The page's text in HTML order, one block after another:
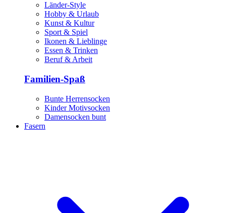
Länder-Style
Hobby & Urlaub
Kunst & Kultur
Sport & Spiel
Ikonen & Lieblinge
Essen & Trinken
Beruf & Arbeit
Familien-Spaß
Bunte Herrensocken
Kinder Motivsocken
Damensocken bunt
Fasern